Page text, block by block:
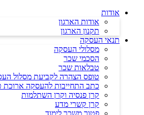
אודות
אודות הארגון
תקנון הארגון
תנאי העסקה
מסלולי העסקה
הסכמי שכר
טבלאות שכר
טופס הצהרה לקביעת מסלול
כתב התחייבות להעסקה ארוכת
קרן פנסיה וקרן השתלמות
קרן קשרי מדע
פטור משכר לימוד